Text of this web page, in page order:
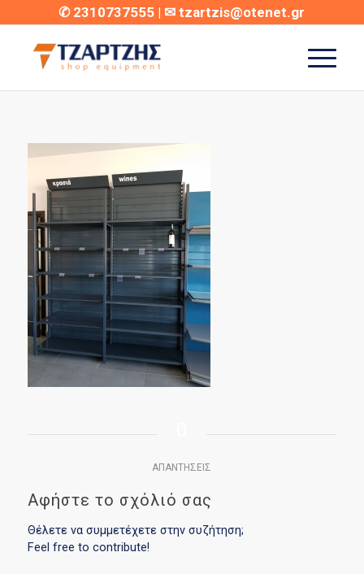
✆ 2310737555 | ✉tzartzis@otenet.gr
ΑΠΑΝΤΉΣΕΙΣ
Αφήστε το σχόλιό σας
Θέλετε να συμμετέχετε στην συζήτηση;
Feel free to contribute!